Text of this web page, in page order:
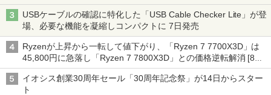
ーム』】
USBケーブルの確認に特化した「USB Cable Checker Lite」が登
場、必要な機能を凝縮しコンパクトに 7日発売
Ryzenが上昇から一転して値下がり、「Ryzen 7 7700X3D」は
45,800円に急落し「Ryzen 7 7800X3D」との価格逆転解消 [8月
前半のCPU価格]
イオシス創業30周年セール「30周年記念祭」が14日からスター
ト